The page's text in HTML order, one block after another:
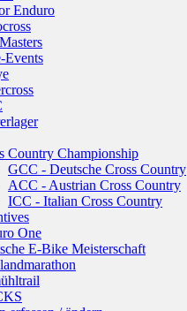
Enduro
Events
Country Championship
GCC - Deutsche Cross Country
ACC - Austrian Cross Country
ICC - Italian Cross Country
One
E-Bike Meisterschaft